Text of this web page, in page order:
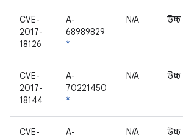
CVE-
2017-
18126
A-
68989829
*
N/A উচ্চ
CVE-
2017-
18144
A-
70221450
*
N/A উচ্চ
CVE-
A-
N/A উচ্চ